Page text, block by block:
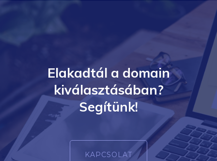
Elakadtál a domain
kiválasztásában?
Segítünk!
KAPCSOLAT